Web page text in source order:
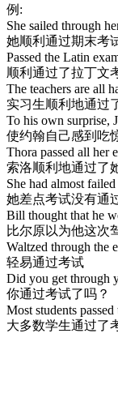
例:
She sailed through
她顺利通过期末考
Passed the Latin
顺利通过了拉丁文
The teachers are all
实习生顺利地通过
To his own surprise,
使约翰自己感到吃
Thora passed all her
索洛顺利地通过了
She had almost
她差点考试没有通
Bill thought that he
比尔原以为他这次
Waltzed through the
轻易通过考试
Did you get through
你通过考试了吗？
Most students
大多数学生通过了